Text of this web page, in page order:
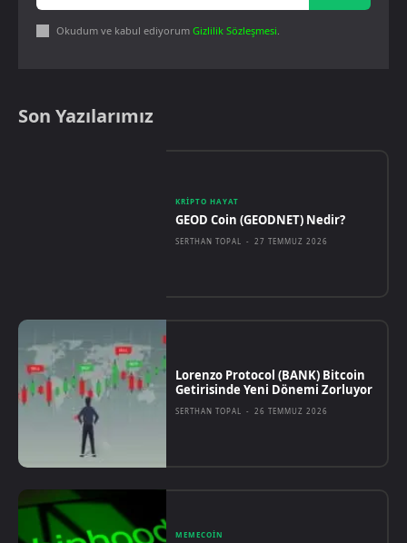
Okudum ve kabul ediyorum Gizlilik Sözleşmesi
Son Yazılarımız
KRIPTO HAYAT
GEOD Coin (GEODNET) Nedir?
SERTHAN TOPAL - 27 TEMMUZ 2026
Lorenzo Protocol (BANK) Bitcoin
Getirisinde Yeni Dönemi Zorluyor
SERTHAN TOPAL - 26 TEMMUZ 2026
MEMECOIN